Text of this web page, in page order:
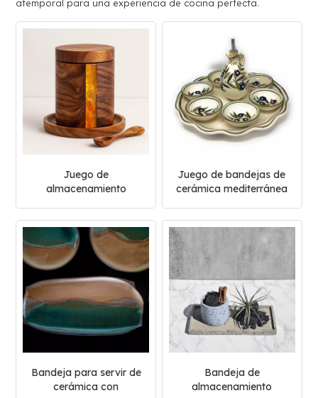
atemporal para una experiencia de cocina perfecta.
Juego de
almacenamiento
Juego de bandejas de
cerámica mediterránea
Bandeja para servir de
cerámica con
Bandeja de
almacenamiento